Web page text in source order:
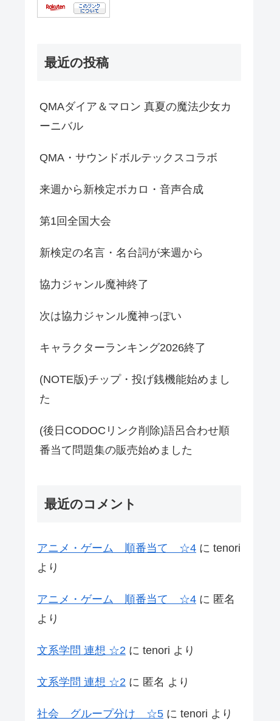
最近の投稿
QMAダイア＆マロン 真夏の魔法少女カ
ーニバル
QMA・サウンドボルテックスコラボ
来週から新検定ボカロ・音声合成
第1回全国大会
新検定の名言・名台詞が来週から
協力ジャンル魔神終了
次は協力ジャンル魔神っぽい
キャラクターランキング2026終了
(NOTE版)チップ・投げ銭機能始めまし
た
(後日CODOCリンク削除)語呂合わせ順
番当て問題集の販売始めました
最近のコメント
アニメ・ゲーム 順番当て ☆4 に tenori
より
アニメ・ゲーム 順番当て ☆4 に 匿名
より
文系学問 連想 ☆2 に tenori より
文系学問 連想 ☆2 に 匿名 より
社会 グループ分け ☆5 に tenori より